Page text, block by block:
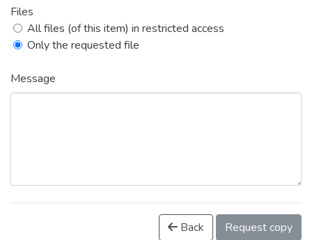
Files
All files (of this item) in restricted access
Only the requested file
Message
Back Request copy